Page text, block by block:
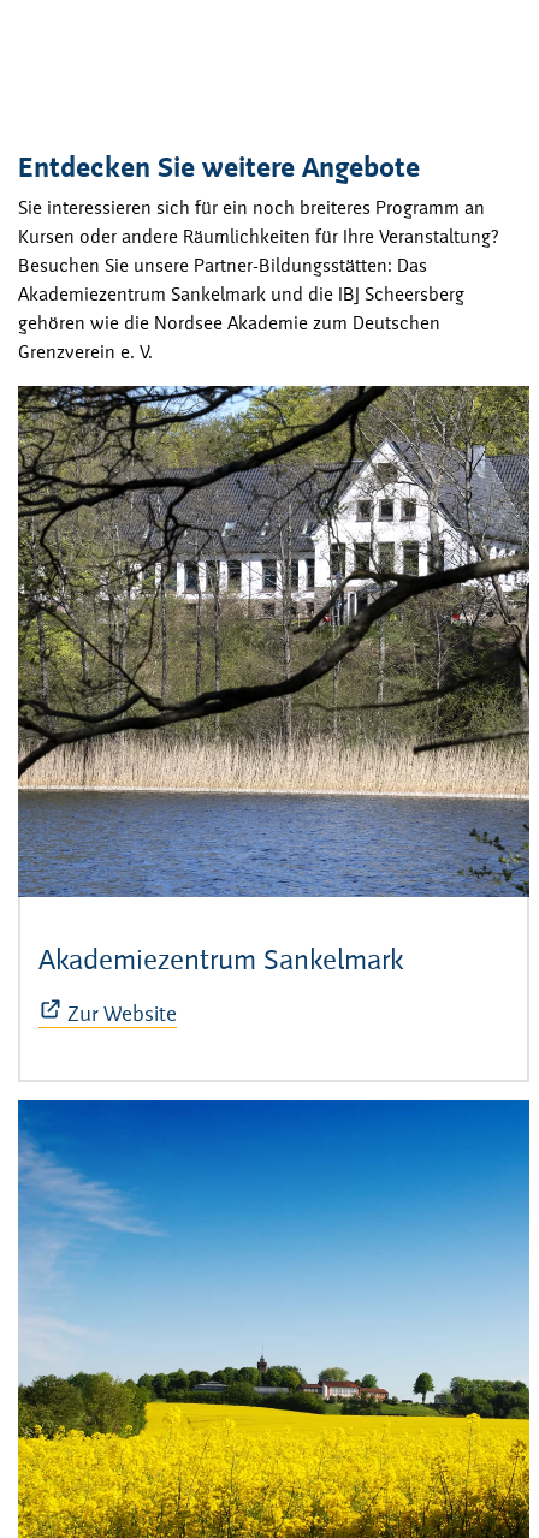
Entdecken Sie weitere Angebote
Sie interessieren sich für ein noch breiteres Programm an
Kursen oder andere Räumlichkeiten für Ihre Veranstaltung?
Besuchen Sie unsere Partner-Bildungsstätten: Das
Akademiezentrum Sankelmark und die IBJ Scheersberg
gehören wie die Nordsee Akademie zum Deutschen
Grenzverein e. V.
Akademiezentrum Sankelmark
Zur Website